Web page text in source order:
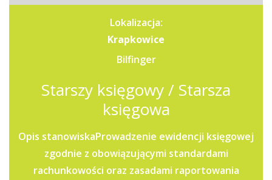
Lokalizacja:
Krapkowice
Bilfinger
Starszy księgowy / Starsza
księgowa
Opis stanowiskaProwadzenie ewidencji księgowej
zgodnie z obowiązującymi standardami
rachunkowości oraz zasadami raportowania